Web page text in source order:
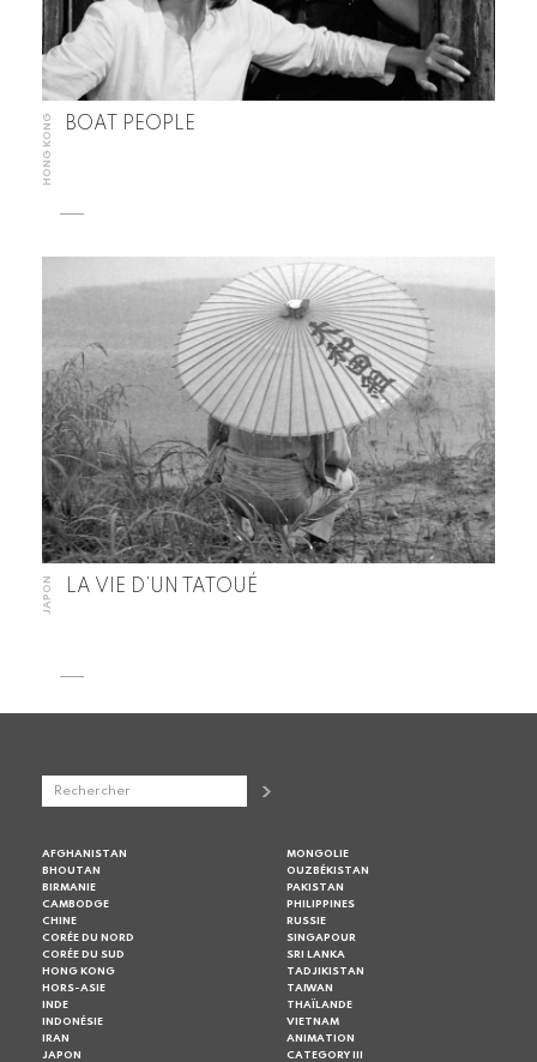
HONG KONG BOAT PEOPLE
JAPON LA VIE D’UN TATOUÉ
AFGHANISTAN
BHOUTAN
BIRMANIE
CAMBODGE
CHINE
CORÉE DU NORD
CORÉE DU SUD
HONG KONG
HORS-ASIE
INDE
INDONÉSIE
IRAN
JAPON
MONGOLIE
OUZBÉKISTAN
PAKISTAN
PHILIPPINES
RUSSIE
SINGAPOUR
SRI LANKA
TADJIKISTAN
TAIWAN
THAÏLANDE
VIETNAM
ANIMATION
CATEGORY III